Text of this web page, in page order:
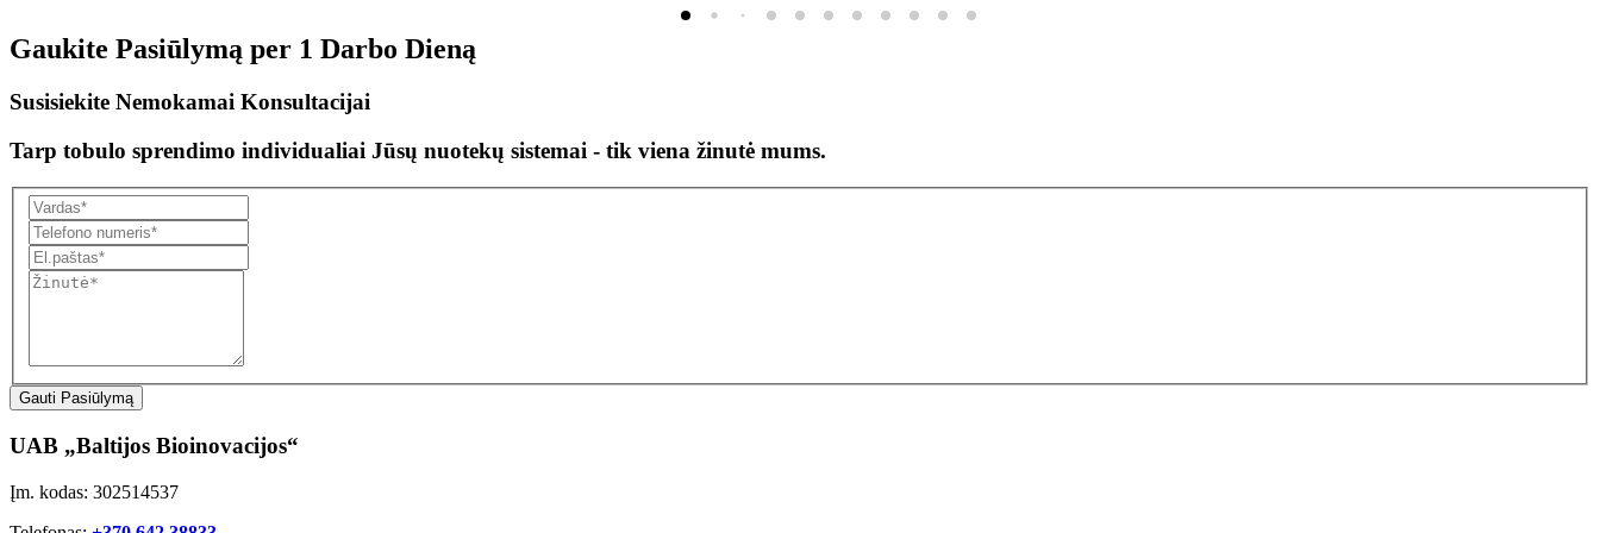
Gaukite Pasiūlymą per 1 Darbo Dieną
Susisiekite Nemokamai Konsultacijai
Tarp tobulo sprendimo individualiai Jūsų nuotekų sistemai - tik viena žinutė mums.
Gauti Pasiūlymą
UAB „Baltijos Bioinovacijos“
Įm. kodas: 302514537